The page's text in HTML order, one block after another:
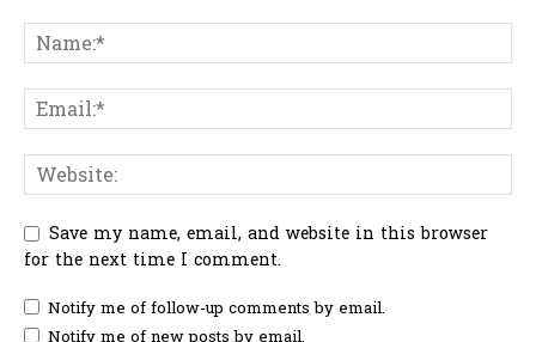
Save my name, email, and website in this browser
for the next time I comment.
Notify me of follow-up comments by email.